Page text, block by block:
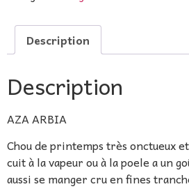
Description
Description
AZA ARBIA
Chou de printemps très onctueux
cuit à la vapeur ou à la poele a un
aussi se manger cru en fines